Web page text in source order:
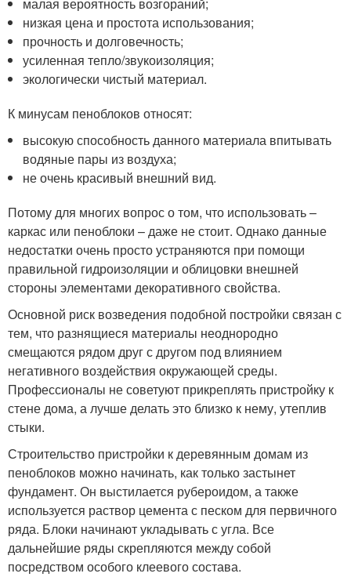
малая вероятность возгораний;
низкая цена и простота использования;
прочность и долговечность;
усиленная тепло/звукоизоляция;
экологически чистый материал.
К минусам пеноблоков относят:
высокую способность данного материала впитывать
водяные пары из воздуха;
не очень красивый внешний вид.
Потому для многих вопрос о том, что использовать –
каркас или пеноблоки – даже не стоит. Однако данные
недостатки очень просто устраняются при помощи
правильной гидроизоляции и облицовки внешней
стороны элементами декоративного свойства.
Основной риск возведения подобной постройки связан с
тем, что разнящиеся материалы неоднородно
смещаются рядом друг с другом под влиянием
негативного воздействия окружающей среды.
Профессионалы не советуют прикреплять пристройку к
стене дома, а лучше делать это близко к нему, утеплив
стыки.
Строительство пристройки к деревянным домам из
пеноблоков можно начинать, как только застынет
фундамент. Он выстилается рубероидом, а также
используется раствор цемента с песком для первичного
ряда. Блоки начинают укладывать с угла. Все
дальнейшие ряды скрепляются между собой
посредством особого клеевого состава.